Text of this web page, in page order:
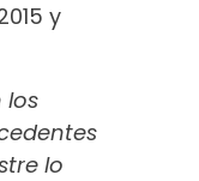
y
los
lo